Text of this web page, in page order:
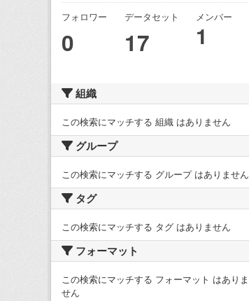
フォロワー
0
データセット
17
メンバー
1
組織
この検索にマッチする 組織 はありません
グループ
この検索にマッチする グループ はありません
タグ
この検索にマッチする タグ はありません
フォーマット
この検索にマッチする フォーマット はありま
せん